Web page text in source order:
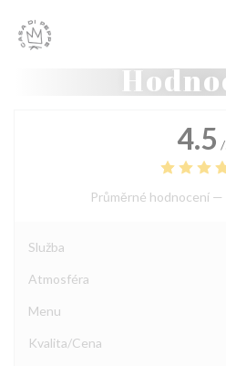
4.5
Průměrné hodnocení —
Služba
Atmosféra
Menu
Kvalita/Cena